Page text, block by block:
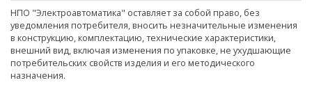
НПО "Электроавтоматика" оставляет за собой право, без
уведомления потребителя, вносить незначительные изменения
в конструкцию, комплектацию, технические характеристики,
внешний вид, включая изменения по упаковке, не ухудшающие
потребительских свойств изделия и его методического
назначения.